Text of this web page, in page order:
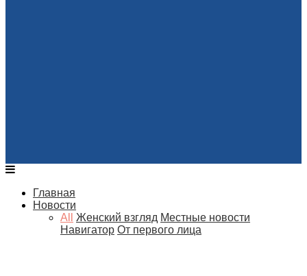
Главная
Новости
All
Женский взгляд Местные новости
Навигатор От первого лица